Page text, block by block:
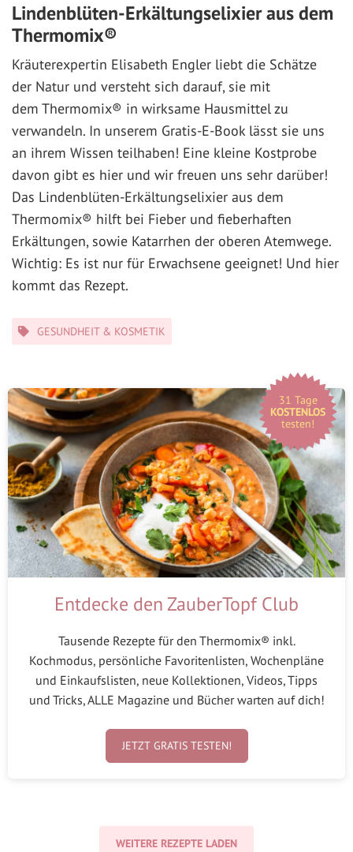
Lindenblüten-Erkältungselixier aus dem
Thermomix®
Kräuterexpertin Elisabeth Engler liebt die Schätze
der Natur und versteht sich darauf, sie mit
dem Thermomix® in wirksame Hausmittel zu
verwandeln. In unserem Gratis-E-Book lässt sie uns
an ihrem Wissen teilhaben! Eine kleine Kostprobe
davon gibt es hier und wir freuen uns sehr darüber!
Das Lindenblüten-Erkältungselixier aus dem
Thermomix® hilft bei Fieber und fieberhaften
Erkältungen, sowie Katarrhen der oberen Atemwege.
Wichtig: Es ist nur für Erwachsene geeignet! Und hier
kommt das Rezept.
Kategorien
GESUNDHEIT & KOSMETIK
31 Tage
KOSTENLOS
testen!
Entdecke den ZauberTopf Club
Tausende Rezepte für den Thermomix® inkl.
Kochmodus, persönliche Favoritenlisten, Wochenpläne
und Einkaufslisten, neue Kollektionen, Videos, Tipps
und Tricks, ALLE Magazine und Bücher warten auf dich!
JETZT GRATIS TESTEN!
WEITERE REZEPTE LADEN